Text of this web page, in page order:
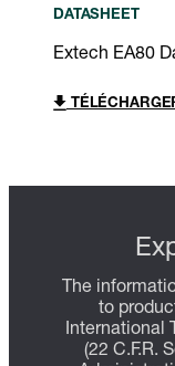
DATASHEET
Extech EA80
The
to
International
(22 C.F.R.